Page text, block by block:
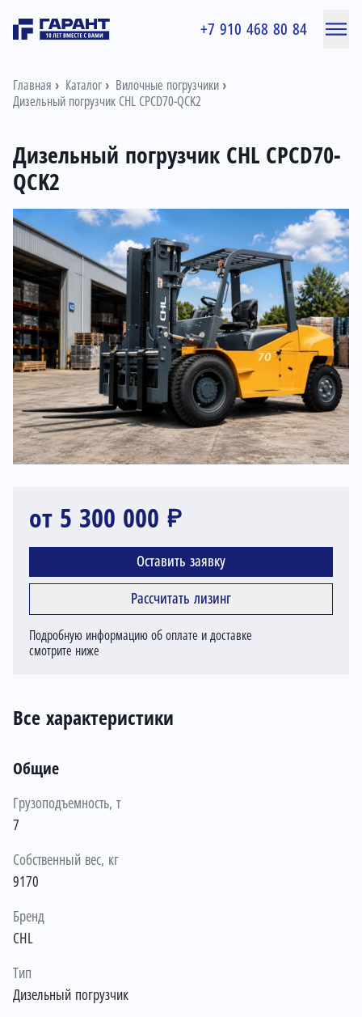
+7 910 468 80 84
Главная Каталог
Вилочные погрузчики
Дизельный погрузчик CHL CPCD70-QCK2
Дизельный погрузчик CHL CPCD70-
QCK2
от 5 300 000 ₽
Оставить заявку
Рассчитать лизинг
Подробную информацию об оплате и доставке
смотрите ниже
Все характеристики
Общие
Грузоподъемность, т
7
Собственный вес, кг
9170
Бренд
CHL
Тип
Дизельный погрузчик